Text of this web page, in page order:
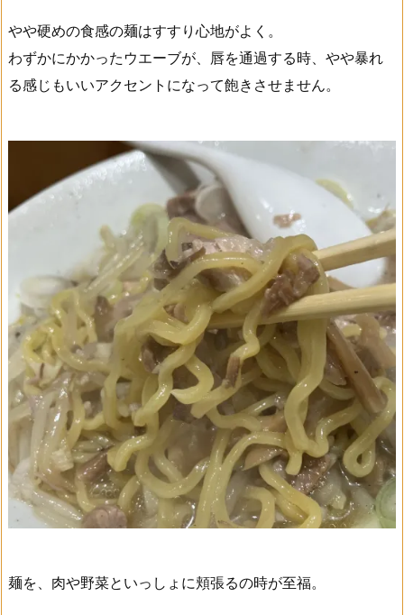
やや硬めの食感の麺はすすり心地がよく。
わずかにかかったウエーブが、唇を通過する時、やや暴れ
る感じもいいアクセントになって飽きさせません。
麺を、肉や野菜といっしょに頬張るの時が至福。